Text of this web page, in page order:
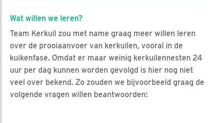
Wat willen we leren?
Team Kerkuil zou met name graag meer willen leren
over de prooiaanvoer van kerkuilen, vooral in de
kuikenfase. Omdat er maar weinig kerkuilennesten 24
uur per dag kunnen worden gevolgd is hier nog niet
veel over bekend. Zo zouden we bijvoorbeeld graag de
volgende vragen willen beantwoorden: